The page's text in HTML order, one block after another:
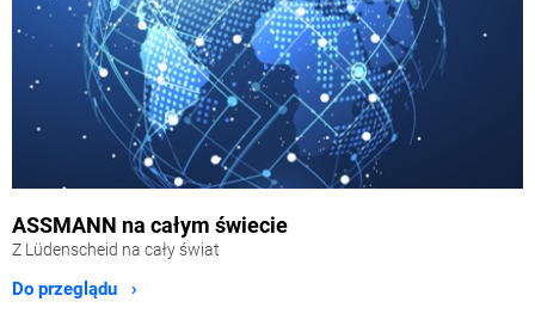
ASSMANN na całym świecie
Z Lüdenscheid na cały świat
Do przeglądu ›